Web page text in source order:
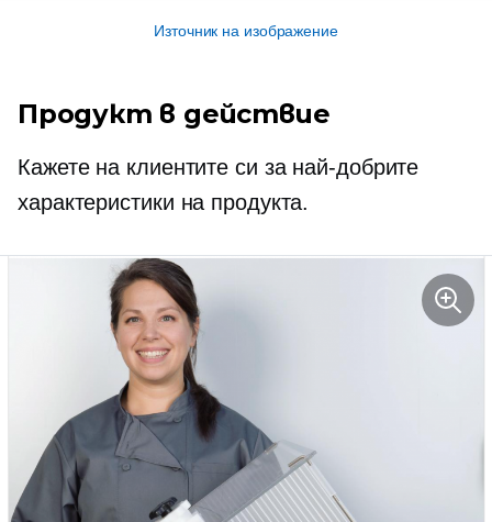
Източник на изображение
Продукт в действие
Кажете на клиентите си за най-добрите
характеристики на продукта.